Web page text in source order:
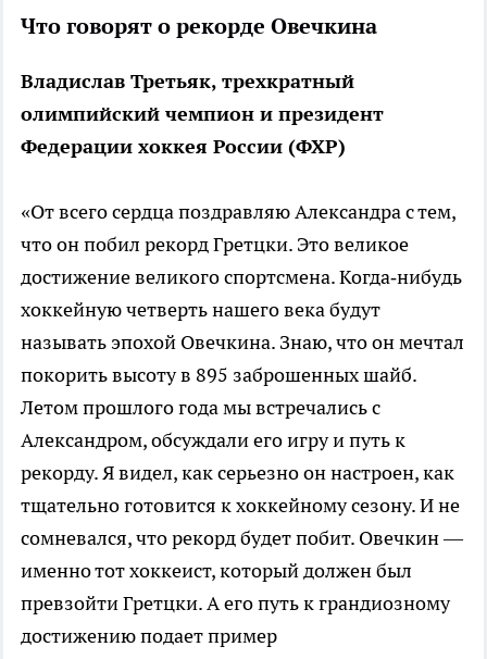
Что говорят о рекорде Овечкина
Владислав Третьяк, трехкратный
олимпийский чемпион и президент
Федерации хоккея России (ФХР)
«От всего сердца поздравляю Александра с тем,
что он побил рекорд Гретцки. Это великое
достижение великого спортсмена. Когда‑нибудь
хоккейную четверть нашего века будут
называть эпохой Овечкина. Знаю, что он мечтал
покорить высоту в 895 заброшенных шайб.
Летом прошлого года мы встречались с
Александром, обсуждали его игру и путь к
рекорду. Я видел, как серьезно он настроен, как
тщательно готовится к хоккейному сезону. И не
сомневался, что рекорд будет побит. Овечкин —
именно тот хоккеист, который должен был
превзойти Гретцки. А его путь к грандиозному
достижению подает пример